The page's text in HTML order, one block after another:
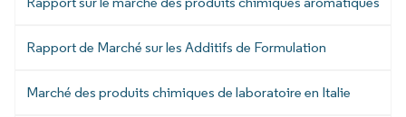
Rapport de Marché sur les Additifs de Formulation
Marché des produits chimiques de laboratoire en Italie